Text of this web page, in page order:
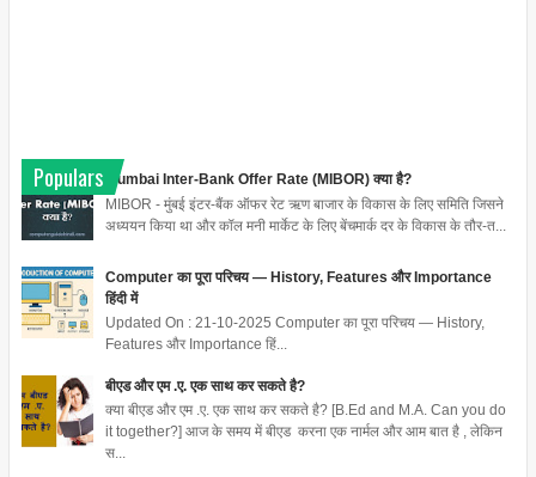
Populars
Mumbai Inter-Bank Offer Rate (MIBOR) क्या है?
MIBOR - मुंबई इंटर-बैंक ऑफर रेट ऋण बाजार के विकास के लिए समिति जिसने
अध्ययन किया था और कॉल मनी मार्केट के लिए बेंचमार्क दर के विकास के तौर-त...
Computer का पूरा परिचय — History, Features और Importance
हिंदी में
Updated On : 21-10-2025 Computer का पूरा परिचय — History,
Features और Importance हिं...
बीएड और एम .ए. एक साथ कर सकते है?
क्या बीएड और एम .ए. एक साथ कर सकते है? [B.Ed and M.A. Can you do
it together?] आज के समय में बीएड करना एक नार्मल और आम बात है , लेकिन
स...